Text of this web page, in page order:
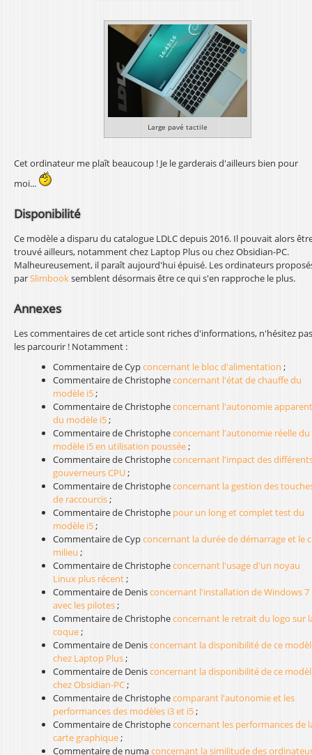
Large pavé tactile
Cet ordinateur me plaît beaucoup ! Je le garderais d'ailleurs bien pour
moi...
Disponibilité
Ce modèle a disparu du catalogue LDLC depuis 2016. Il pouvait alors
trouvé ailleurs, notamment chez Laptop Plus ou chez Obsidian-PC.
Malheureusement, il paraît aujourd'hui épuisé. Les ordinateurs
parSlimbooksemblent désormais être ce qui s'en rapproche le plus.
Annexes
Les commentaires de cet article sont riches d'informations, n'hésitez
les parcourir ! Notamment :
Commentaire de Cypconcernant le bloc d'alimentation ;
Commentaire de Christopheconcernant l'état de chauffe du
modèle i5;
Commentaire de Christopheconcernant l'autonomie
du modèle i5;
Commentaire de Christopheconcernant l'autonomie réelle du
modèle i5 en utilisation poussée;
Commentaire de Christopheconcernant l'impact des
gouverneurs CPU;
Commentaire de Christopheconcernant la gestion des
de raccourcis;
Commentaire de Christophe pour un long et complet test du
modèle i5;
Commentaire de Cypconcernant la durée de démarrage et le
milieu ;
Commentaire de Christopheconcernant l'usage d'un noyau
Linux plus récent;
Commentaire de Denisconcernant l'installation de Windows 7
avec les pilotes;
Commentaire de Christopheconcernant le retrait du logo sur
coque;
Commentaire de Denisconcernant la disponibilité de ce
chez Laptop Plus;
Commentaire de Denisconcernant la disponibilité de ce
chez Obsidian-PC;
Commentaire de Christophecomparant l'autonomie et les
performances des modèles i3 et i5;
Commentaire de Christopheconcernant les performances de
carte graphique;
Commentaire de numaconcernant la similitude des